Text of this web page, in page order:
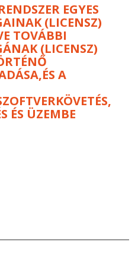
EGYES
(LICENSZ)
TOVÁBBI
(LICENSZ)
A
ÉS ÜZEMBE